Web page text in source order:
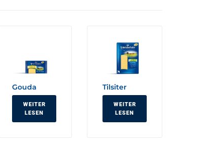
Gouda
WEITER
LESEN
Tilsiter
WEITER
LESEN